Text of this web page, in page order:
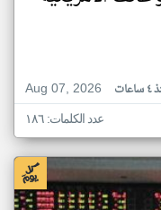
Aug 07, 2026
عدد الكلمات: ١٨٦